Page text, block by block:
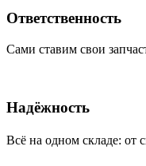
Ответственность
Сами ставим свои
Надёжность
Всё на одном складе: